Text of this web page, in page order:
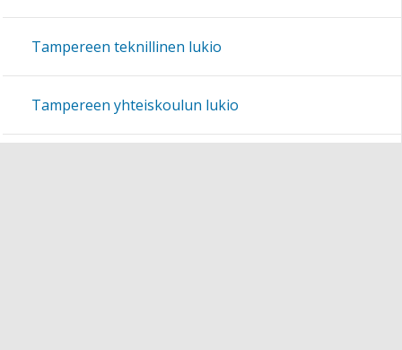
Tampereen teknillinen lukio
Tampereen yhteiskoulun lukio